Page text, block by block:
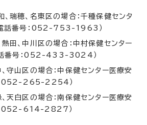
、瑞穂、名東区の場合：千種保健センタ
電話番号：052-753-1963）
熱田、中川区の場合：中村保健センター
話番号：052-433-3024）
、守山区の場合：中保健センター医療安
：052-265-2254）
、天白区の場合：南保健センター医療安
：052-614-2827）